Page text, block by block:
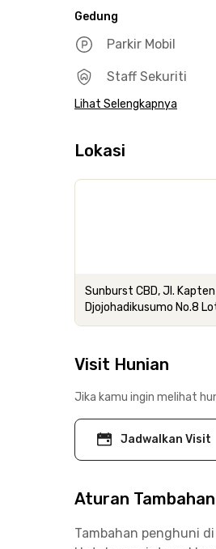
Gedung
Parkir Mobil
Staff Sekuriti
Lihat Selengkapnya
Lokasi
Sunburst CBD, Jl.
Djojohadikusumo No.8
Selatan, Banten
Visit Hunian
Jika kamu ingin melihat
Jadwalkan Visit
Aturan
Tambahan penghuni